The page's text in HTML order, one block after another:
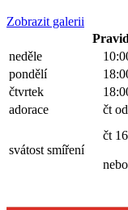
Zobrazit galerii
neděle
pondělí
čtvrtek
adorace
čt
svátost smíření
čt